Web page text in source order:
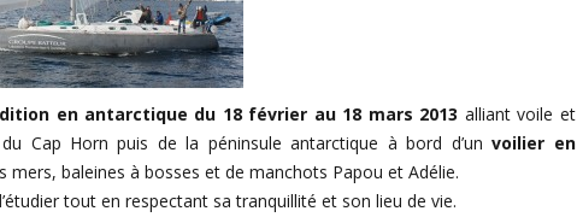
en antarctique du 18 février au 18 mars 2013 alliant voile et
Cap Horn puis de la péninsule antarctique à bord d’unvoilier en
baleines à bosses et de manchots Papou et Adélie.
tout en respectant sa tranquillité et son lieu de vie.